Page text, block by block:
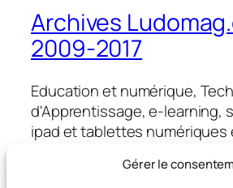
Gérer le
Archives
2009-2017
Education et numérique,
d'Apprentissage, e-learning,
ipad et tablettes numériques